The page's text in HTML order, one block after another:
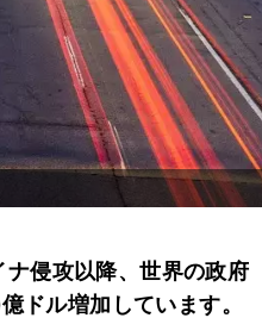
侵攻以降、世界の政府
ドル増加しています。